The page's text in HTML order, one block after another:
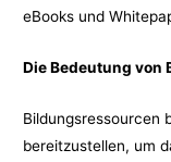
eBooks und
Die Bedeutung von
Bildungsressourcen
bereitzustellen, um